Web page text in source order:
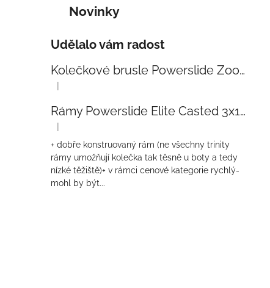
Novinky
Udělalo vám radost
Kolečkové brusle Powerslide Zoom Baby Blue 80
Hodnocení produktu je 5 z 5 hvězdiček.
|
Rámy Powerslide Elite Casted 3x110 Trinity 270mm
Hodnocení produktu je 4 z 5 hvězdiček.
|
+ dobře konstruovaný rám (ne všechny trinity
rámy umožňují kolečka tak těsně u boty a tedy
nízké těžiště)+ v rámci cenové kategorie rychlý-
mohl by být...